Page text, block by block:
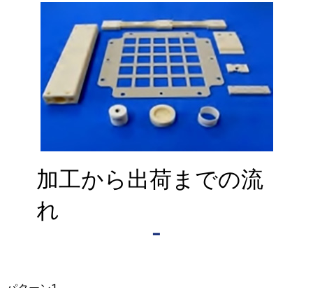
加工から出荷までの流
れ